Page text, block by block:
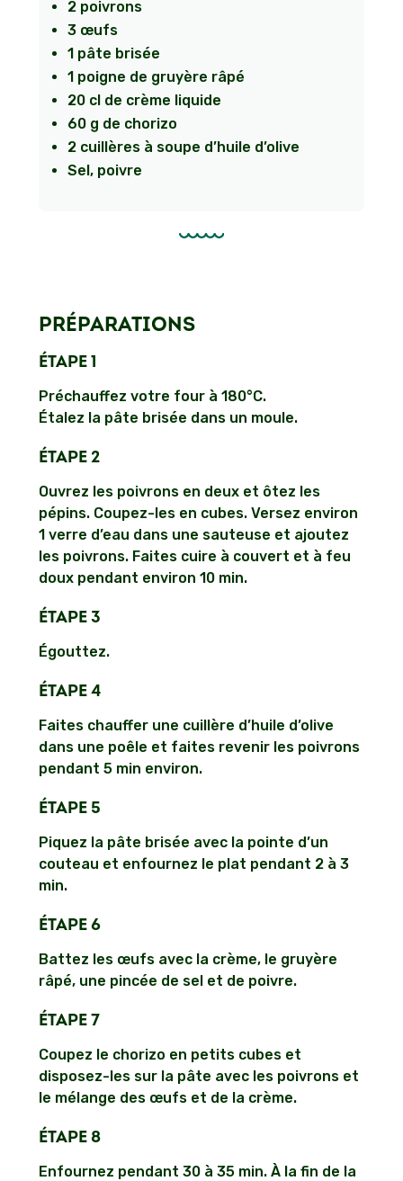
2 poivrons
3 œufs
1 pâte brisée
1 poigne de gruyère râpé
20 cl de crème liquide
60 g de chorizo
2 cuillères à soupe d’huile d’olive
Sel, poivre
PRÉPARATIONS
ÉTAPE 1
Préchauffez votre four à 180°C.
Étalez la pâte brisée dans un moule.
ÉTAPE 2
Ouvrez les poivrons en deux et ôtez les
pépins. Coupez-les en cubes. Versez environ
1 verre d’eau dans une sauteuse et ajoutez
les poivrons. Faites cuire à couvert et à feu
doux pendant environ 10 min.
ÉTAPE 3
Égouttez.
ÉTAPE 4
Faites chauffer une cuillère d’huile d’olive
dans une poêle et faites revenir les poivrons
pendant 5 min environ.
ÉTAPE 5
Piquez la pâte brisée avec la pointe d’un
couteau et enfournez le plat pendant 2 à 3
min.
ÉTAPE 6
Battez les œufs avec la crème, le gruyère
râpé, une pincée de sel et de poivre.
ÉTAPE 7
Coupez le chorizo en petits cubes et
disposez-les sur la pâte avec les poivrons et
le mélange des œufs et de la crème.
ÉTAPE 8
Enfournez pendant 30 à 35 min. À la fin de la